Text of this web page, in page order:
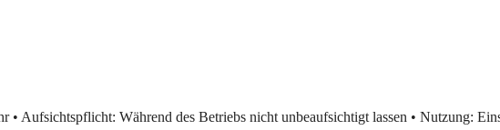
• Aufsichtspflicht: Während des Betriebs nicht unbeaufsichtigt lassen • Nutzung: